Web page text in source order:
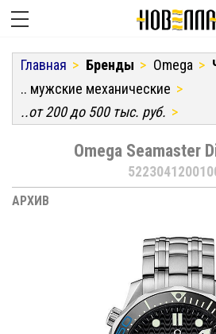
Главная Бренды Omega
.. мужские механические
..от 200 до 500 тыс. руб.
Omega Seamaster
АРХИВ